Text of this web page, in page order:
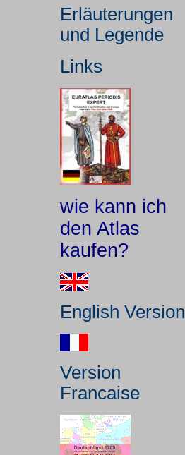
Erläuterungen
und Legende
Links
wie kann ich
den Atlas
kaufen?
English Version
Version
Francaise